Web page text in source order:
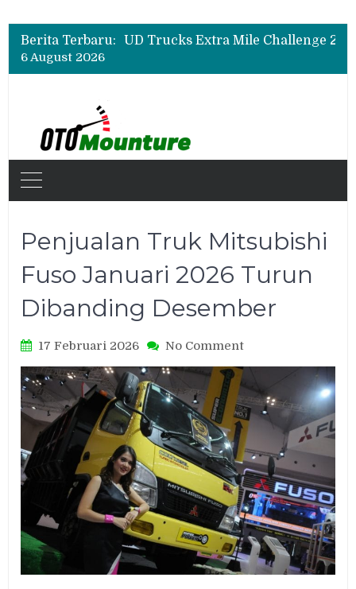
Berita Terbaru:
UD Trucks Extra Mile Challenge 2026 Lahirkan Pengemudi Truk Terbaik, Crisanto Melaju ke Jepang
Biaya Operasional Geely Starray EM-i Mulai Rp514 Ribu per Bulan, Jarak Tempuh Tembus 1.000 Km
6 August 2026
Penjualan Truk Mitsubishi
Fuso Januari 2026 Turun
Dibanding Desember
17 Februari 2026 No Commenton
Mitsubishi
Fuso
Januari
2026
Turun
Dibanding
Desember